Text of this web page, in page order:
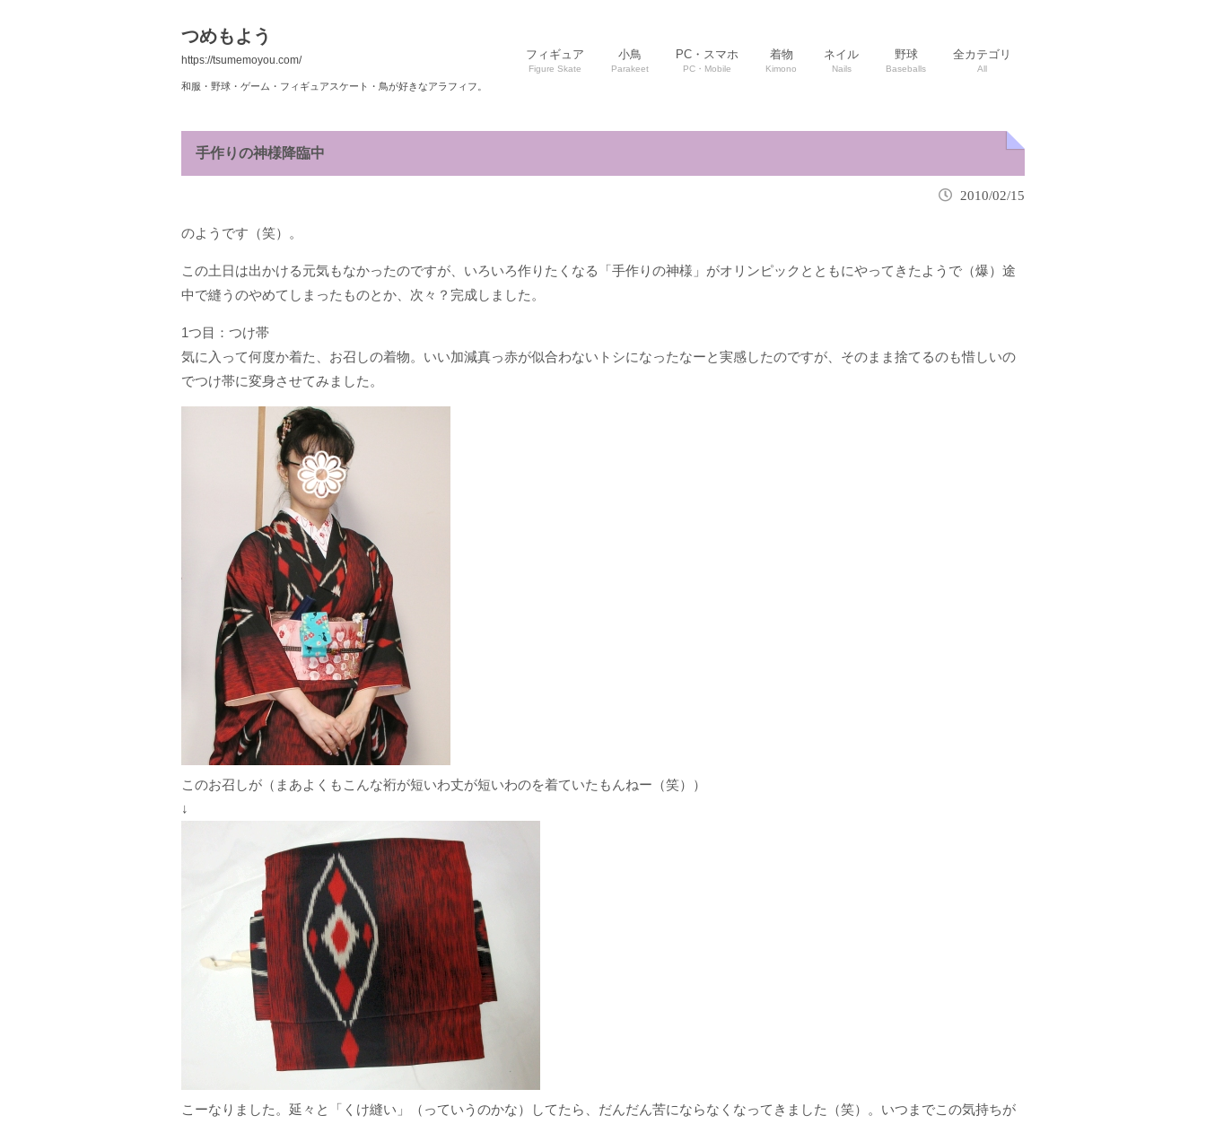
つめもよう
https://tsumemoyou.com/
和服・野球・ゲーム・フィギュアスケート・鳥が好きなアラフィフ。
フィギュア
Figure Skate
小鳥
Parakeet
PC・スマホ
PC・Mobile
着物
Kimono
ネイル
Nails
野球
Baseballs
全カテゴリ
All
手作りの神様降臨中
2010/02/15
のようです（笑）。
この土日は出かける元気もなかったのですが、いろいろ作りたくなる「手作りの神様」がオリンピックとともにやってきたようで（爆）途
中で縫うのやめてしまったものとか、次々？完成しました。
1つ目：つけ帯
気に入って何度か着た、お召しの着物。いい加減真っ赤が似合わないトシになったなーと実感したのですが、そのまま捨てるのも惜しいの
でつけ帯に変身させてみました。
このお召しが（まあよくもこんな裄が短いわ丈が短いわのを着ていたもんねー（笑））
↓
こーなりました。延々と「くけ縫い」（っていうのかな）してたら、だんだん苦にならなくなってきました（笑）。いつまでこの気持ちが